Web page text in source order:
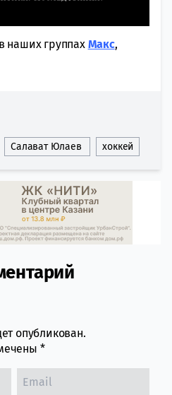
наших группах Макс,
Салават Юлаев хоккей
опубликован.
*